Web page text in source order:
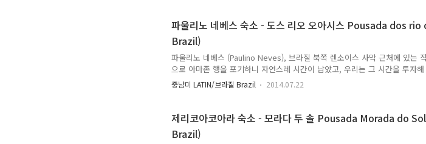
랑과 비슷하게 높으니 그럴 수 밖에. 차라리 숙소에 집중하면서 숙소 사람들
파울리노 네베스 숙소 - 도스 리오 오아시스 Pousada dos rio oasis(Paulino Neves,
Brazil)
파울리노 네베스 (Paulino Neves), 브라질 북쪽 렌소이스 사막 근처에 있는
으로 아마존 행을 포기하니 자연스레 시간이 남았고, 우리는 그 시간을 투자
는데 사용하기로 했다. 제리를 나와 그렇게 우리는 이 작은 마을에 머물었고,
하나의 숙소를 찾는 것은 생각보다 어렵지 않았다. 겉모습은 여행자 숙소보다
관광지도 아니고 우리가 방문한 시기가 성수기가 아니라서 숙소는 텅 비어 있
을 찍어서 사용할 수 있었다는... 긴 복도를 따라 몇 개의 손님용 방이 자리하고
중남미 LATIN/브라질 Brazil 2014.07.22
제리코아코아라 숙소 - 모라다 두 솔 Pousada Morada do
Brazil)